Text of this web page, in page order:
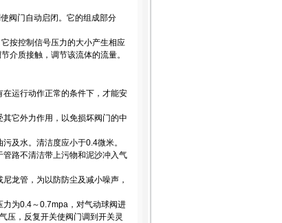
阀门自动启闭。它的组成部分
按控制信号压力的大小产生相应
介质接触，调节该流体的流量。
运行动作正常的条件下，才能安
它外力作用，以免损坏阀门的中
及水。清洁度应小于0.4微米。
路不清洁带上污物和泥沙冲入气
龙管，为以防防尘及减小噪声，
为0.4～0.7mpa，对气动球阀进
压，反复开关使阀门调到开关灵